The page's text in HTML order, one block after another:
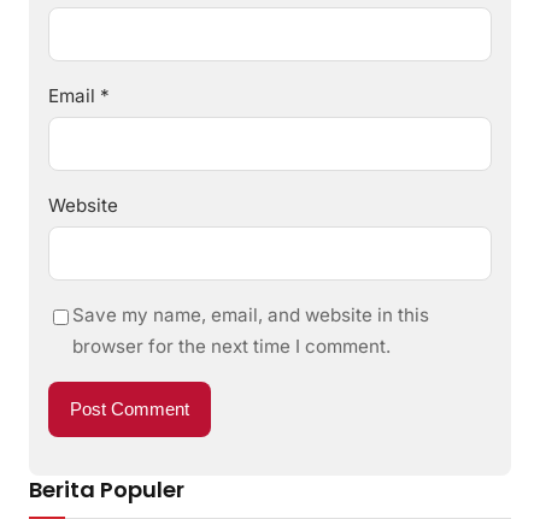
Email *
Website
Save my name, email, and website in this
browser for the next time I comment.
Berita Populer